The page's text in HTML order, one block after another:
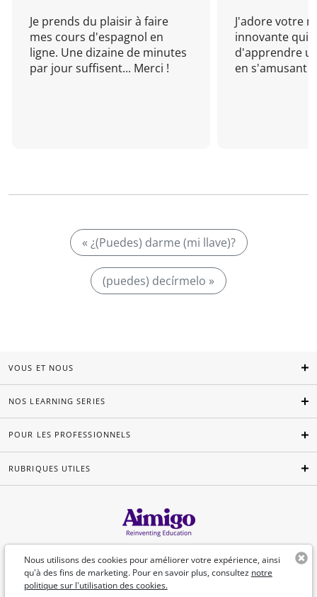
Je prends du plaisir à faire
mes cours d'espagnol en
ligne. Une dizaine de minutes
par jour suffisent... Merci !
J'adore votre
innovante qui
d'apprendre
en s'amusant !
« ¿(Puedes) darme (mi llave)?
(puedes) decírmelo »
Nous utilisons des cookies pour améliorer votre expérience, ainsi
qu'à des fins de marketing. Pour en savoir plus, consultez notre
politique sur l'utilisation des cookies.
VOUS ET NOUS
NOS LEARNING SERIES
POUR LES PROFESSIONNELS
RUBRIQUES UTILES
Français
©Aimigo 2026